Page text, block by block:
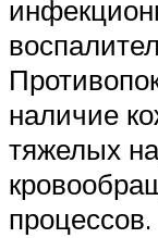
наличие
тяжелых
процессов.